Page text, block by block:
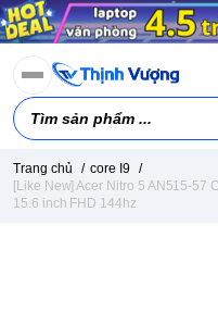
Trang chủ / core I9 /
[Like New] Acer Nitro 5 AN515-57
15.6 inch FHD 144hz